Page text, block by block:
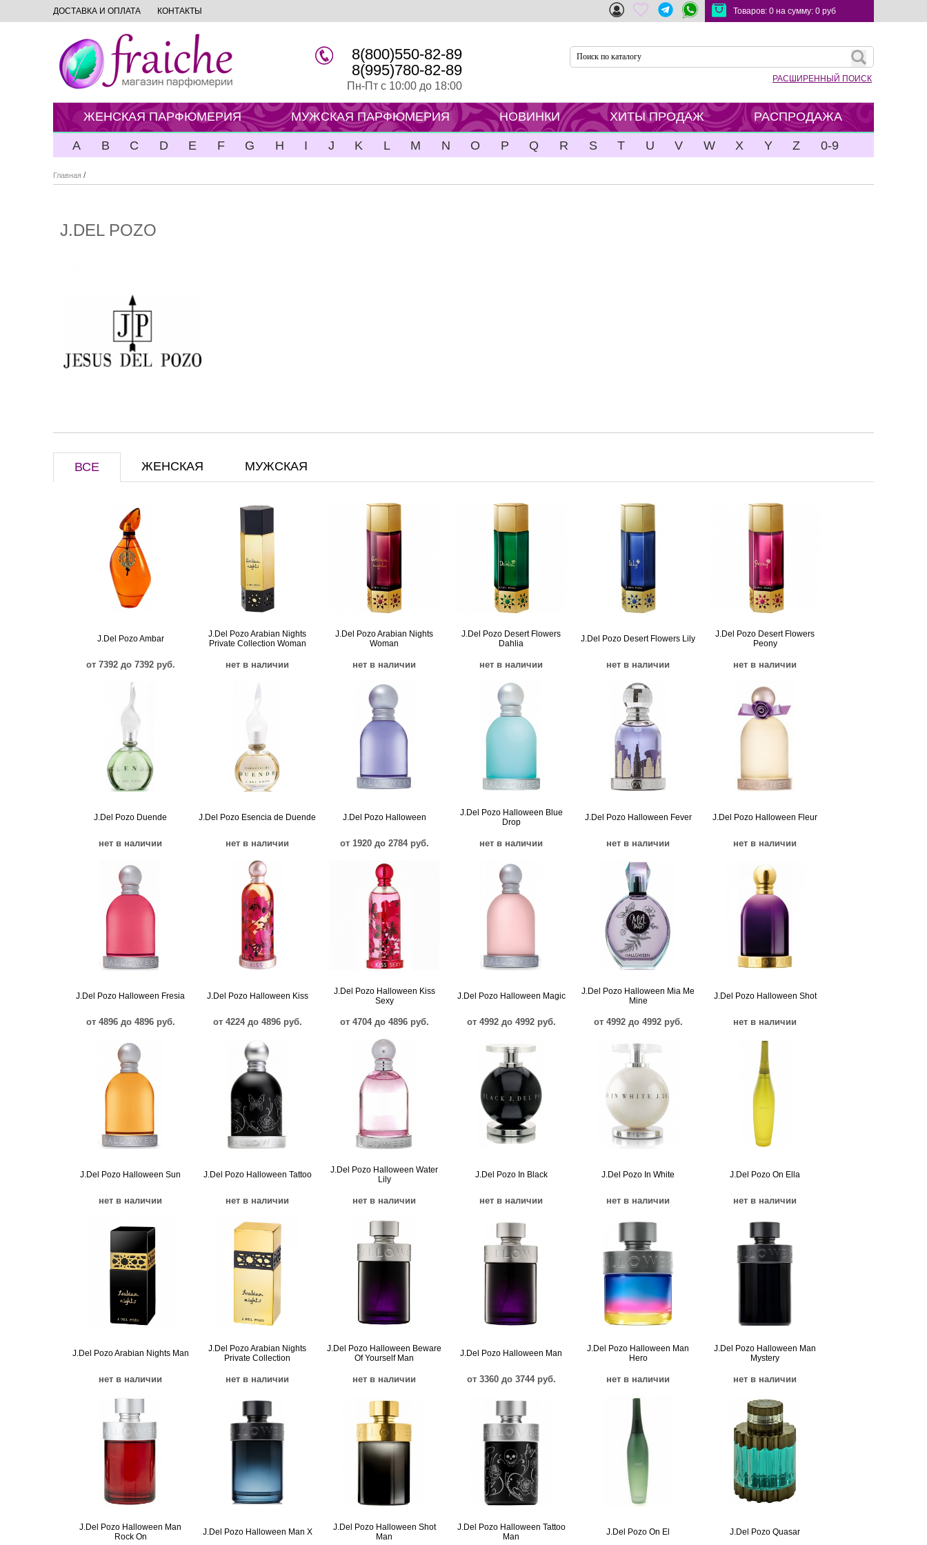
ДОСТАВКА И ОПЛАТА КОНТАКТЫ Товаров: 0 на сумму: 0 руб
8(800)550-82-89
8(995)780-82-89
Пн-Пт с 10:00 до 18:00
РАСШИРЕННЫЙ ПОИСК
ЖЕНСКАЯ ПАРФЮМЕРИЯ МУЖСКАЯ ПАРФЮМЕРИЯ НОВИНКИ ХИТЫ ПРОДАЖ РАСПРОДАЖА
A B C D E F G H I J K L M N O P Q R S T U V W X Y Z 0-9
Главная /
J.DEL POZO
ВСЕ ЖЕНСКАЯ МУЖСКАЯ
J.Del Pozo Ambar
от 7392 до 7392 руб.
J.Del Pozo Arabian Nights
Private Collection Woman
нет в наличии
J.Del Pozo Arabian Nights
Woman
нет в наличии
J.Del Pozo Desert Flowers
Dahlia
нет в наличии
J.Del Pozo Desert Flowers Lily
нет в наличии
J.Del Pozo Desert Flowers
Peony
нет в наличии
J.Del Pozo Duende
нет в наличии
J.Del Pozo Esencia de Duende
нет в наличии
J.Del Pozo Halloween
от 1920 до 2784 руб.
J.Del Pozo Halloween Blue
Drop
нет в наличии
J.Del Pozo Halloween Fever
нет в наличии
J.Del Pozo Halloween Fleur
нет в наличии
J.Del Pozo Halloween Fresia
от 4896 до 4896 руб.
J.Del Pozo Halloween Kiss
от 4224 до 4896 руб.
J.Del Pozo Halloween Kiss
Sexy
от 4704 до 4896 руб.
J.Del Pozo Halloween Magic
от 4992 до 4992 руб.
J.Del Pozo Halloween Mia Me
Mine
от 4992 до 4992 руб.
J.Del Pozo Halloween Shot
нет в наличии
J.Del Pozo Halloween Sun
нет в наличии
J.Del Pozo Halloween Tattoo
нет в наличии
J.Del Pozo Halloween Water
Lily
нет в наличии
J.Del Pozo In Black
нет в наличии
J.Del Pozo In White
нет в наличии
J.Del Pozo On Ella
нет в наличии
J.Del Pozo Arabian Nights Man
нет в наличии
J.Del Pozo Arabian Nights
Private Collection
нет в наличии
J.Del Pozo Halloween Beware
Of Yourself Man
нет в наличии
J.Del Pozo Halloween Man
от 3360 до 3744 руб.
J.Del Pozo Halloween Man
Hero
нет в наличии
J.Del Pozo Halloween Man
Mystery
нет в наличии
J.Del Pozo Halloween Man
Rock On
J.Del Pozo Halloween Man X
J.Del Pozo Halloween Shot
Man
J.Del Pozo Halloween Tattoo
Man
J.Del Pozo On El J.Del Pozo Quasar